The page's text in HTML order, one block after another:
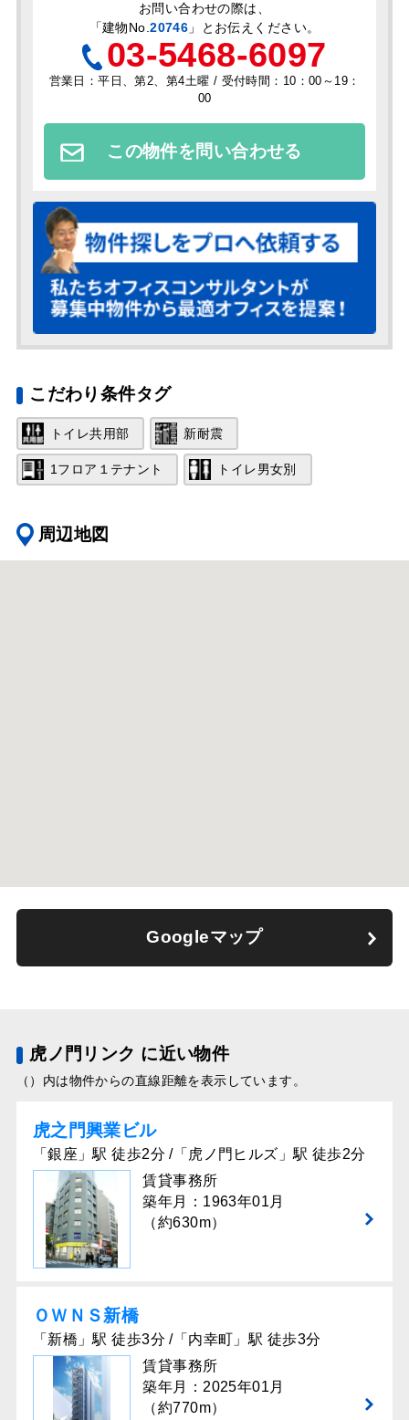
お問い合わせの際は、
「建物No.20746 」とお伝えください。
03-5468-6097
営業日：平日、第2、第4土曜 / 受付時間：10：00～19：
00
この物件を問い合わせる
こだわり条件タグ
トイレ共用部 新耐震
1フロア１テナント トイレ男女別
周辺地図
Googleマップ
虎ノ門リンク に近い物件
（）内は物件からの直線距離を表示しています。
虎之門興業ビル
「銀座」駅 徒歩2分 /「虎ノ門ヒルズ」駅 徒歩2分
賃貸事務所
築年月：1963年01月
（約630m）
ＯＷＮＳ新橋
「新橋」駅 徒歩3分 /「内幸町」駅 徒歩3分
賃貸事務所
築年月：2025年01月
（約770m）